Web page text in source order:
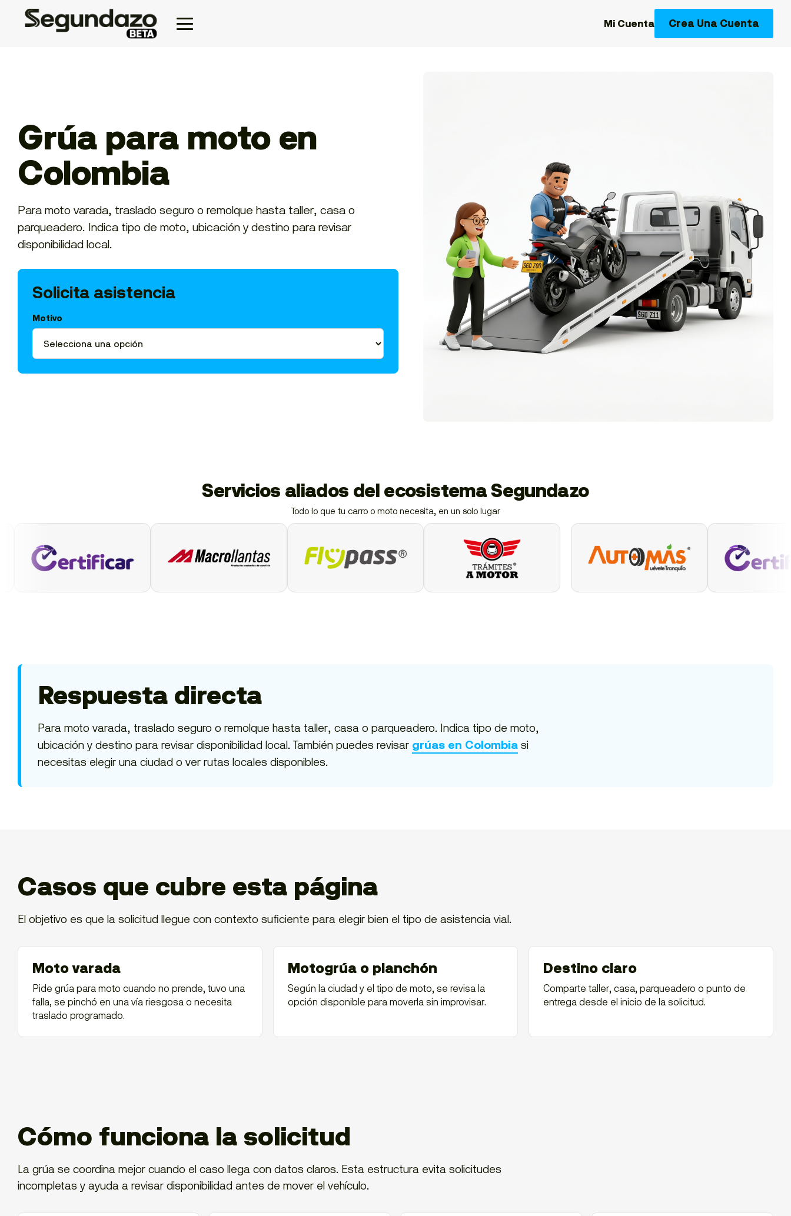
Mi Cuenta Crea Una Cuenta
Grúa para moto en
Colombia
Para moto varada, traslado seguro o remolque hasta taller, casa o
parqueadero. Indica tipo de moto, ubicación y destino para revisar
disponibilidad local.
Solicita asistencia
Motivo
Servicios aliados del ecosistema Segundazo
Todo lo que tu carro o moto necesita, en un solo lugar
Respuesta directa
Para moto varada, traslado seguro o remolque hasta taller, casa o parqueadero. Indica tipo de moto,
ubicación y destino para revisar disponibilidad local. También puedes revisar grúas en Colombia si
necesitas elegir una ciudad o ver rutas locales disponibles.
Casos que cubre esta página
El objetivo es que la solicitud llegue con contexto suficiente para elegir bien el tipo de asistencia vial.
Moto varada
Pide grúa para moto cuando no prende, tuvo una
falla, se pinchó en una vía riesgosa o necesita
traslado programado.
Motogrúa o planchón
Según la ciudad y el tipo de moto, se revisa la
opción disponible para moverla sin improvisar.
Destino claro
Comparte taller, casa, parqueadero o punto de
entrega desde el inicio de la solicitud.
Cómo funciona la solicitud
La grúa se coordina mejor cuando el caso llega con datos claros. Esta estructura evita solicitudes
incompletas y ayuda a revisar disponibilidad antes de mover el vehículo.